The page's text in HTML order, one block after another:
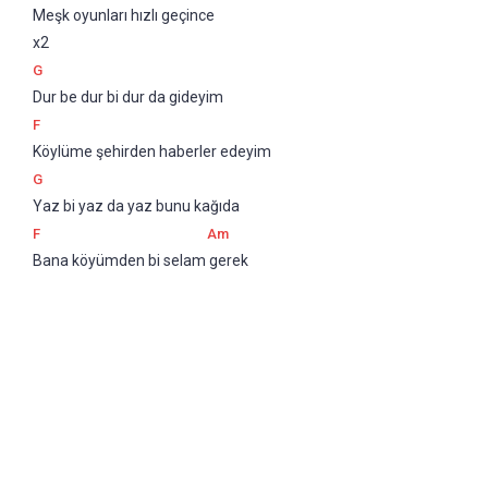
Meşk oyunları hızlı geçince
x2
G
Dur be dur bi dur da gideyim
F
Köylüme şehirden haberler edeyim
G
Yaz bi yaz da yaz bunu kağıda
F Am
Bana köyümden bi selam gerek